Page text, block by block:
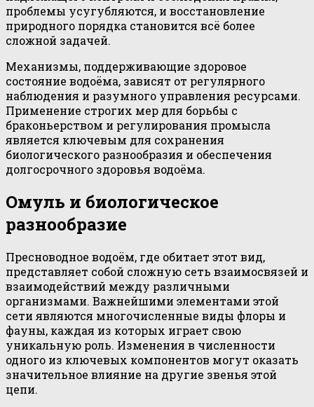
проблемы усугубляются, и восстановление
природного порядка становится всё более
сложной задачей.
Механизмы, поддерживающие здоровое
состояние водоёма, зависят от регулярного
наблюдения и разумного управления ресурсами.
Применение строгих мер для борьбы с
браконьерством и регулирования промысла
является ключевым для сохранения
биологического разнообразия и обеспечения
долгосрочного здоровья водоёма.
Омуль и биологическое
разнообразие
Пресноводное водоём, где обитает этот вид,
представляет собой сложную сеть взаимосвязей и
взаимодействий между различными
организмами. Важнейшими элементами этой
сети являются многочисленные виды флоры и
фауны, каждая из которых играет свою
уникальную роль. Изменения в численности
одного из ключевых компонентов могут оказать
значительное влияние на другие звенья этой
цепи.